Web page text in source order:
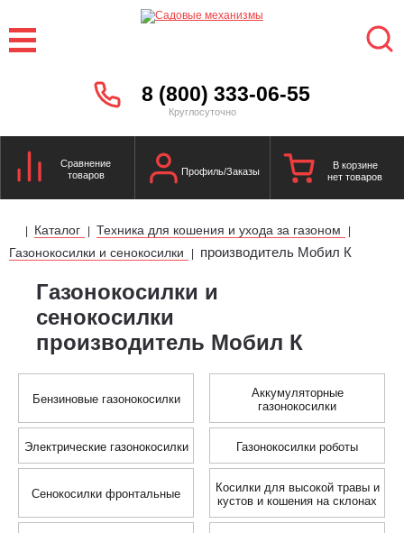
8 (800) 333-06-55
Круглосуточно
Сравнение
товаров
Профиль/Заказы
В корзине
нет товаров
| Каталог | Техника для кошения и ухода за газоном |
Газонокосилки и сенокосилки | производитель Мобил К
Газонокосилки и
сенокосилки
производитель Мобил К
Бензиновые газонокосилки
Аккумуляторные
газонокосилки
Электрические газонокосилки Газонокосилки роботы
Сенокосилки фронтальные
Косилки для высокой травы и
кустов и кошения на склонах